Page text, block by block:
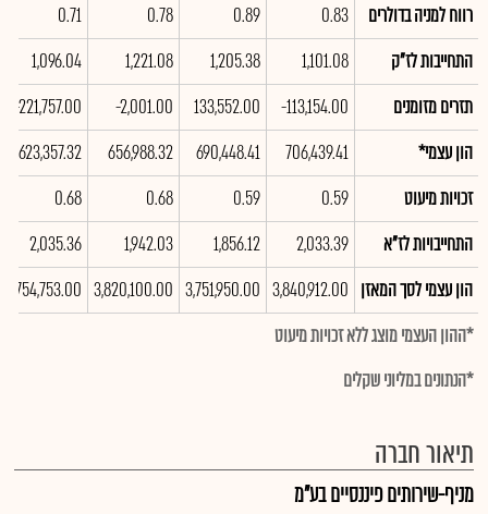
רווח למניה בדולרים
0.83
0.89
0.78
0.71
התחייבות לז"ק
1,101.08
1,205.38
1,221.08
1,096.04
תזרים מזומנים
-113,154.00
133,552.00
-2,001.00
-221,757.00
הון עצמי*
706,439.41
690,448.41
656,988.32
623,357.32
זכויות מיעוט
0.59
0.59
0.68
0.68
התחייבויות לז"א
2,033.39
1,856.12
1,942.03
2,035.36
הון עצמי לסך המאזן 3,840,912.00
3,751,950.00
3,820,100.00
3,754,753.00
*ההון העצמי מוצג ללא זכויות מיעוט
*הנתונים במליוני שקלים
תיאור חברה
מניף-שירותים פיננסיים בע"מ